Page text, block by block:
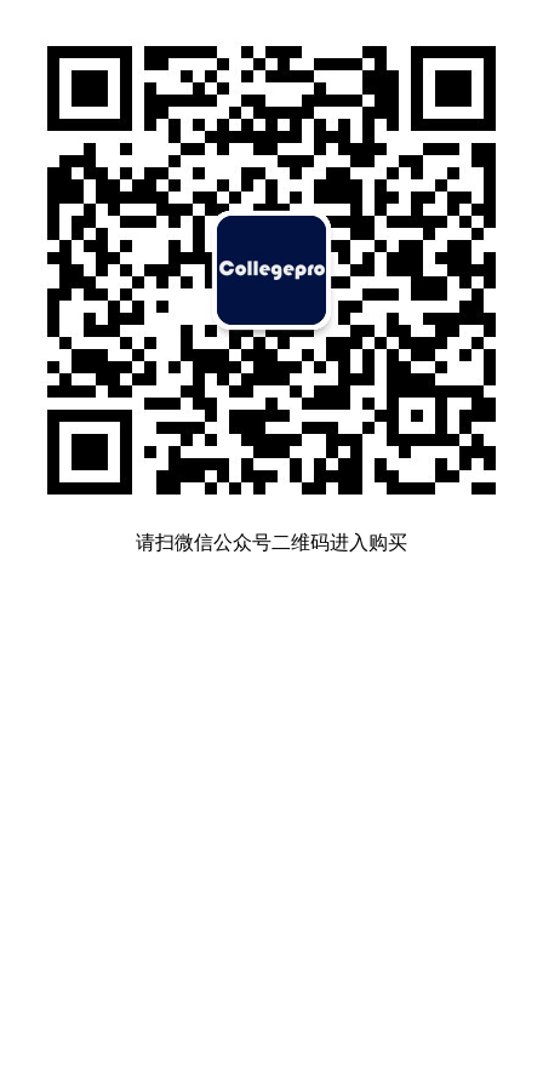
请扫微信公众号二维码进入购买